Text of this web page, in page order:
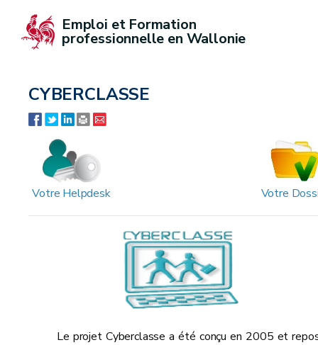
Emploi et Formation
professionnelle en Wallonie
CYBERCLASSE
Votre Helpdesk Votre
Le projet Cyberclasse a été conçu en 2005 et